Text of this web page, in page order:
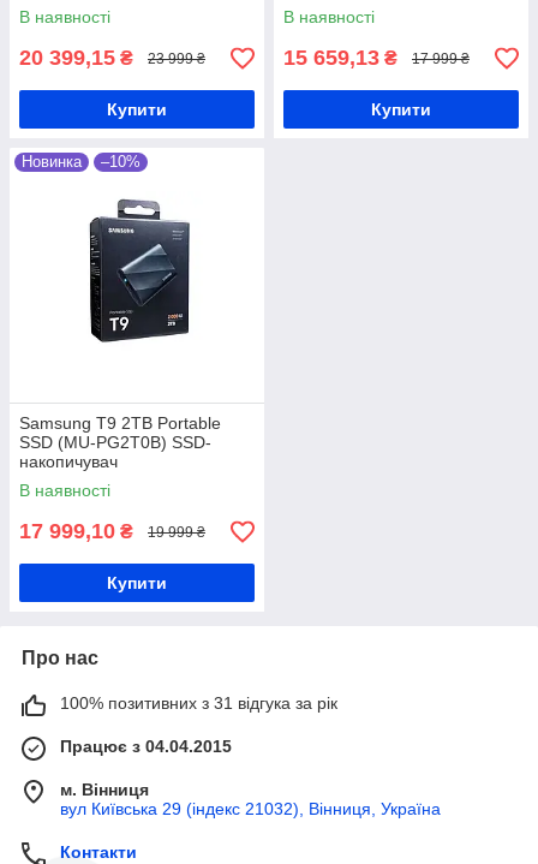
В наявності
20 399,15 ₴ 23 999 ₴
Купити
В наявності
15 659,13 ₴ 17 999 ₴
Купити
Новинка –10%
Samsung T9 2TB Portable
SSD (MU-PG2T0B) SSD-
накопичувач
В наявності
17 999,10 ₴ 19 999 ₴
Купити
Про нас
100% позитивних з 31 відгука за рік
Працює з 04.04.2015
м. Вінниця
вул Київська 29 (індекс 21032), Вінниця, Україна
Контакти